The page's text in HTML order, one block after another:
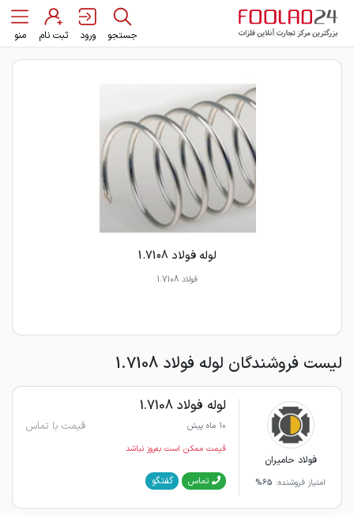
جستجو ورود ثبت نام منو
لوله فولاد 1.7108
فولاد 1.7108
لیست فروشندگان لوله فولاد 1.7108
فولاد حامیران
امتیاز فروشنده: 65%
لوله فولاد 1.7108
10 ماه پیش قیمت با تماس
قیمت ممکن است به‌روز نباشد
تماس گفتگو